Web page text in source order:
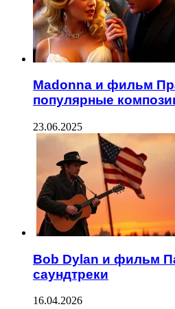
Madonna и фильм
популярные
23.06.2025
Bob Dylan и фильм
саундтреки
16.04.2026